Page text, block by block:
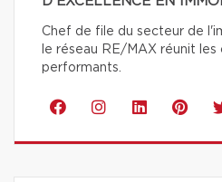
Chef de file du secteur de
le réseau RE/MAX réunit les
performants.